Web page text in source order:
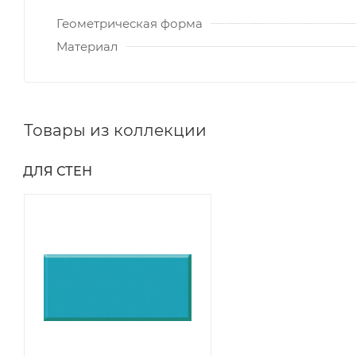
Геометрическая форма
Материал
Товары из коллекции
ДЛЯ СТЕН